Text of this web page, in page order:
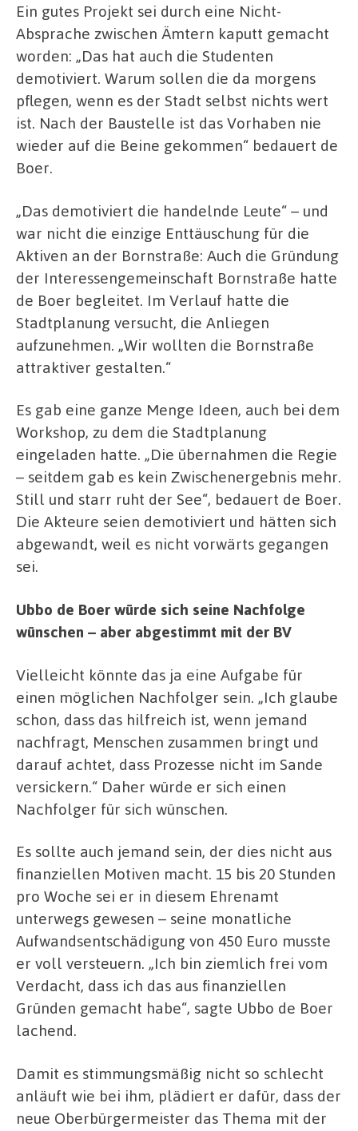
Ein gutes Projekt sei durch eine Nicht-
Absprache zwischen Ämtern kaputt gemacht
worden: „Das hat auch die Studenten
demotiviert. Warum sollen die da morgens
pflegen, wenn es der Stadt selbst nichts wert
ist. Nach der Baustelle ist das Vorhaben nie
wieder auf die Beine gekommen“ bedauert de
Boer.
„Das demotiviert die handelnde Leute“ – und
war nicht die einzige Enttäuschung für die
Aktiven an der Bornstraße: Auch die Gründung
der Interessengemeinschaft Bornstraße hatte
de Boer begleitet. Im Verlauf hatte die
Stadtplanung versucht, die Anliegen
aufzunehmen. „Wir wollten die Bornstraße
attraktiver gestalten.“
Es gab eine ganze Menge Ideen, auch bei dem
Workshop, zu dem die Stadtplanung
eingeladen hatte. „Die übernahmen die Regie
– seitdem gab es kein Zwischenergebnis mehr.
Still und starr ruht der See“, bedauert de Boer.
Die Akteure seien demotiviert und hätten sich
abgewandt, weil es nicht vorwärts gegangen
sei.
Ubbo de Boer würde sich seine Nachfolge
wünschen – aber abgestimmt mit der BV
Vielleicht könnte das ja eine Aufgabe für
einen möglichen Nachfolger sein. „Ich glaube
schon, dass das hilfreich ist, wenn jemand
nachfragt, Menschen zusammen bringt und
darauf achtet, dass Prozesse nicht im Sande
versickern.“ Daher würde er sich einen
Nachfolger für sich wünschen.
Es sollte auch jemand sein, der dies nicht aus
finanziellen Motiven macht. 15 bis 20 Stunden
pro Woche sei er in diesem Ehrenamt
unterwegs gewesen – seine monatliche
Aufwandsentschädigung von 450 Euro musste
er voll versteuern. „Ich bin ziemlich frei vom
Verdacht, dass ich das aus finanziellen
Gründen gemacht habe“, sagte Ubbo de Boer
lachend.
Damit es stimmungsmäßig nicht so schlecht
anläuft wie bei ihm, plädiert er dafür, dass der
neue Oberbürgermeister das Thema mit der